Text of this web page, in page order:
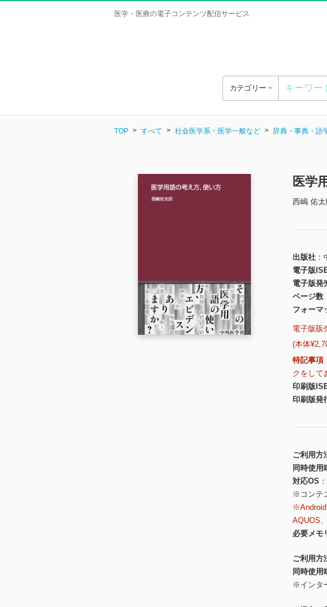
医学・医療の電子コンテンツ配信サービス
カテゴリー
TOP すべて 社会医学系・医学一般など 辞典・事典・語
医学
西嶋 佑
出版社
電子版
電子版発
ページ数
フォーマ
電子版販
(本体
特記事項
クをして
印刷版
印刷版発
ご利用方
同時使用
対応OS
※コンテ
※Android
AQUOS
必要メモ
ご利用方
同時使用
※インタ